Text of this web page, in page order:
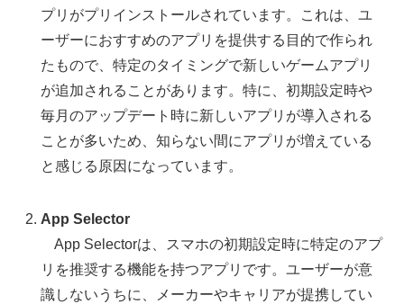
プリがプリインストールされています。これは、ユ
ーザーにおすすめのアプリを提供する目的で作られ
たもので、特定のタイミングで新しいゲームアプリ
が追加されることがあります。特に、初期設定時や
毎月のアップデート時に新しいアプリが導入される
ことが多いため、知らない間にアプリが増えている
と感じる原因になっています。
App Selector
App Selectorは、スマホの初期設定時に特定のアプ
リを推奨する機能を持つアプリです。ユーザーが意
識しないうちに、メーカーやキャリアが提携してい